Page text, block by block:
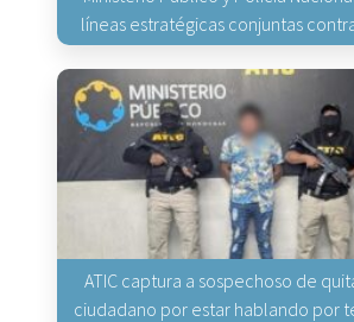
líneas estratégicas conjuntas
ATIC captura a sospechoso de
ciudadano por estar hablando por